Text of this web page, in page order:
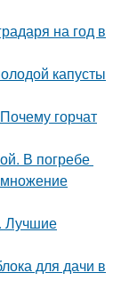
на год в
капусты
горчат
В погребе
Лучшие
для дачи в